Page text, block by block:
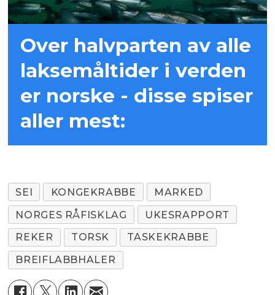
Over halvparten av alle
laksemåltider i verden
er norske - disse spiser
aller mest:
SEI KONGEKRABBE
MARKED
NORGES RÅFISKLAG
UKESRAPPORT
REKER
TORSK
TASKEKRABBE
BREIFLABBHALER